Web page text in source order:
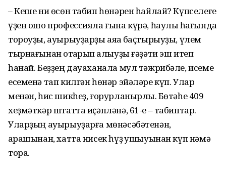
– Кеше ни өсөн табип һөнәрен һайлай? Күпселеге
үҙен ошо профессияла ғына күрә, һаулыҡ һағында
тороуҙы, ауырыуҙарҙы аяҡҡа баҫтырыуҙы, үлем
тырнағынан ҡотҡарып ҡалыуҙы ғәҙәти эш итеп
һанай. Беҙҙең дауаханала мул тәжрибәле, исеме
есеменә тап килгән һөнәр эйәләре күп. Улар
менән, һис шикһеҙ, ғорурланырлыҡ. Бөтәһе 409
хеҙмәткәр штатта иҫәпләнә, 61-е – табиптар.
Уларҙың ауырыуҙарға мөнәсәбәтенән,
ҡарашынан, хатта нисек һүҙ ҡушыуынан күп нәмә
тора.